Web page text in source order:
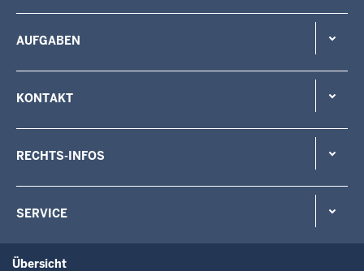
AUFGABEN
KONTAKT
RECHTS-INFOS
SERVICE
Übersicht